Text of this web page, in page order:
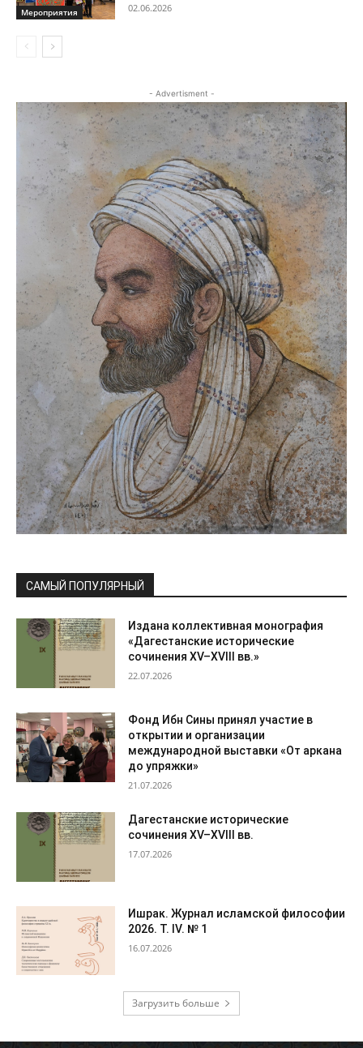
Мероприятия 02.06.2026
- Advertisment -
САМЫЙ ПОПУЛЯРНЫЙ
Издана коллективная монография
«Дагестанские исторические
сочинения XV–XVIII вв.»
22.07.2026
Фонд Ибн Сины принял участие в
открытии и организации
международной выставки «От аркана
до упряжки»
21.07.2026
Дагестанские исторические
сочинения XV–XVIII вв.
17.07.2026
Ишрак. Журнал исламской философии
2026. Т. IV. № 1
16.07.2026
Загрузить больше